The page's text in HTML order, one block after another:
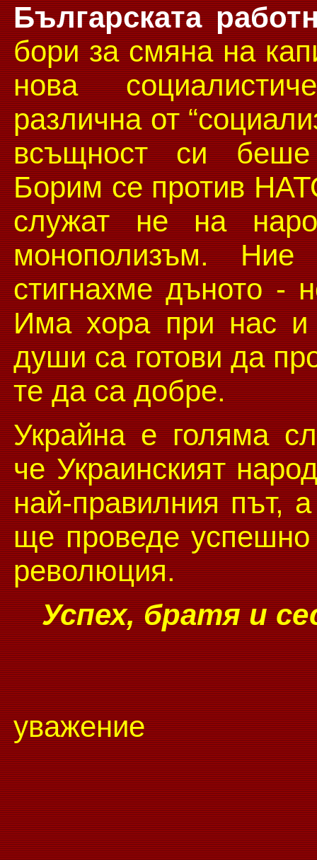
Българската
бори за смяна на
нова
различна от
всъщност си беше
Борим се против
служат не на
монополизъм. Ние
стигнахме дъното -
Има хора при нас и
души са готови да
те да са добре.
Украйна е голяма
че Украинският
най-правилния път, а
ще проведе успешно
революция.
Успех, братя и